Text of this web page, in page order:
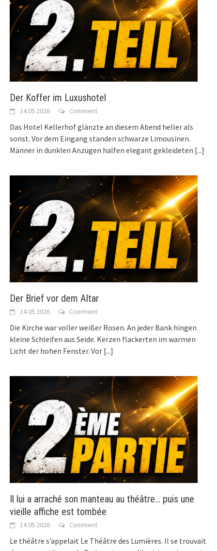
Der Koffer im Luxushotel
14.05.2026 Comment
Das Hotel Kellerhof glänzte an diesem Abend heller als
sonst. Vor dem Eingang standen schwarze Limousinen.
Männer in dunklen Anzügen halfen elegant gekleideten [...]
Der Brief vor dem Altar
14.05.2026 Comment
Die Kirche war voller weißer Rosen. An jeder Bank hingen
kleine Schleifen aus Seide. Kerzen flackerten im warmen
Licht der hohen Fenster. Vor [...]
Il lui a arraché son manteau au théâtre… puis une
vieille affiche est tombée
14.05.2026 Comment
Le théâtre s’appelait Le Théâtre des Lumières. Il se trouvait